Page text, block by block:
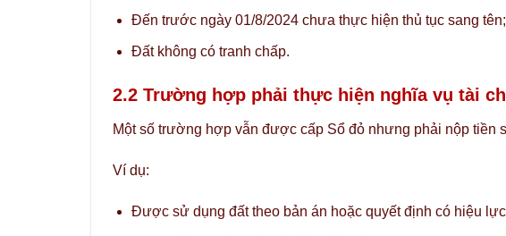
Đến trước ngày 01/8/2024 chưa thực hiện thủ tục sang tên;
Đất không có tranh chấp.
2.2 Trường hợp phải thực hiện nghĩa vụ tài
Một số trường hợp vẫn được cấp Sổ đỏ nhưng phải nộp tiền
Ví dụ:
Được sử dụng đất theo bản án hoặc quyết định có hiệu